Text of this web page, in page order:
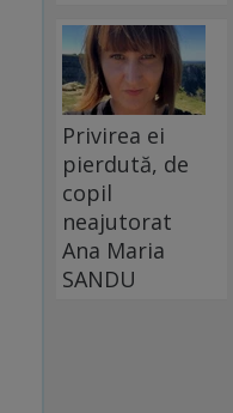
Privirea ei
pierdută, de
copil
neajutorat
Ana Maria
SANDU